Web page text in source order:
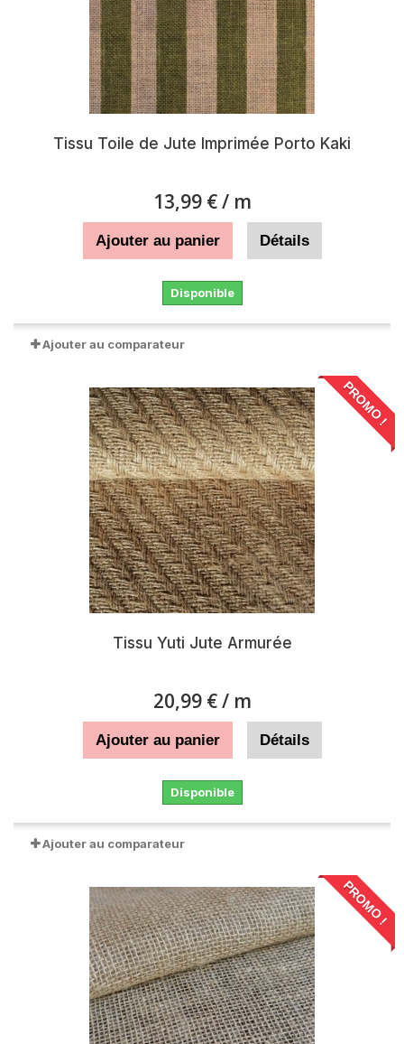
Tissu Toile de Jute Imprimée Porto Kaki
13,99 €/ m
Ajouter au panier Détails
Disponible
Ajouter au comparateur
PROMO !
Tissu Yuti Jute Armurée
20,99 €/ m
Ajouter au panier Détails
Disponible
Ajouter au comparateur
PROMO !